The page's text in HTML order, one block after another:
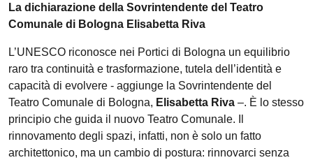
La dichiarazione della Sovrintendente del Teatro
Comunale di Bologna Elisabetta Riva
L’UNESCO riconosce nei Portici di Bologna un equilibrio
raro tra continuità e trasformazione, tutela dell’identità e
capacità di evolvere - aggiunge la Sovrintendente del
Teatro Comunale di Bologna, Elisabetta Riva –. È lo stesso
principio che guida il nuovo Teatro Comunale. Il
rinnovamento degli spazi, infatti, non è solo un fatto
architettonico, ma un cambio di postura: rinnovarci senza